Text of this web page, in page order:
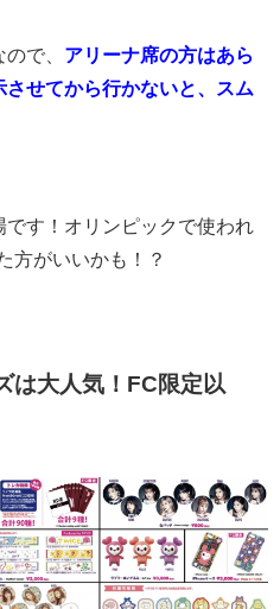
で、 アリーナ席の方はあら
せてから行かないと、スム
す！オリンピックで使われ
方がいいかも！？
は大人気！FC限定以